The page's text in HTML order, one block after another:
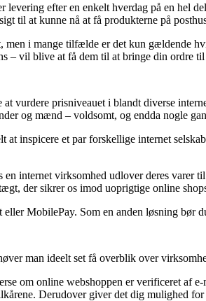
levering efter en enkelt hverdag på en hel
til at kunne nå at få produkterne på
i mange tilfælde er det kun gældende
– vil blive at få dem til at bringe din ordre til
vurdere prisniveauet i blandt diverse
og mænd – voldsomt, og endda nogle
inspicere et par forskellige internet
internet virksomhed udlover deres varer
der sikrer os imod uoprigtige online
MobilePay. Som en anden løsning
man ideelt set få overblik over
om online webshoppen er verificeret af
Derudover giver det dig mulighed